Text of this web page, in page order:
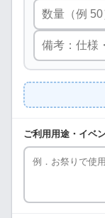
ご利用用途・イベ